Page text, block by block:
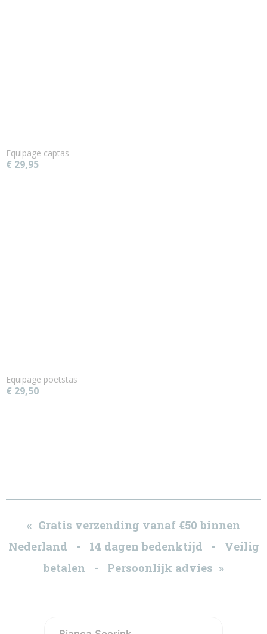
Equipage captas
€ 29,95
Equipage poetstas
€ 29,50
« Gratis verzending vanaf €50 binnen
Nederland - 14 dagen bedenktijd - Veilig
betalen - Persoonlijk advies »